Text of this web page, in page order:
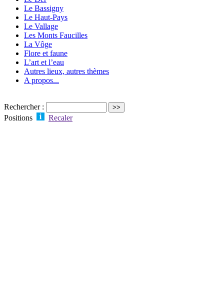
Le Bassigny
Le Haut-Pays
Le Vallage
Les Monts Faucilles
La Vôge
Flore et faune
L’art et l’eau
Autres lieux, autres thèmes
A propos...
Rechercher :
Positions
Recaler